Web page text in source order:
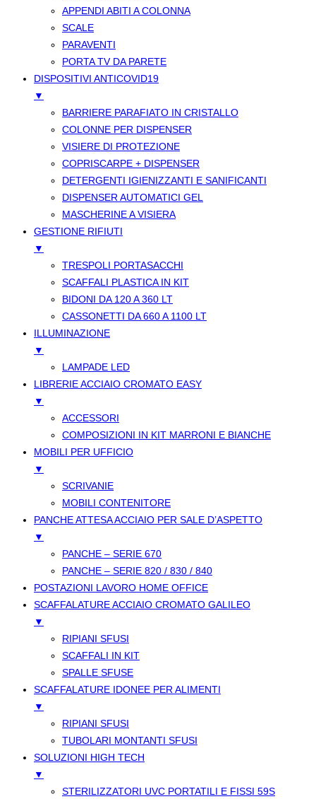
APPENDI ABITI A COLONNA
SCALE
PARAVENTI
PORTA TV DA PARETE
DISPOSITIVI ANTICOVID19
▼
BARRIERE PARAFIATO IN CRISTALLO
COLONNE PER DISPENSER
VISIERE DI PROTEZIONE
COPRISCARPE + DISPENSER
DETERGENTI IGIENIZZANTI E SANIFICANTI
DISPENSER AUTOMATICI GEL
MASCHERINE A VISIERA
GESTIONE RIFIUTI
▼
TRESPOLI PORTASACCHI
SCAFFALI PLASTICA IN KIT
BIDONI DA 120 A 360 LT
CASSONETTI DA 660 A 1100 LT
ILLUMINAZIONE
▼
LAMPADE LED
LIBRERIE ACCIAIO CROMATO EASY
▼
ACCESSORI
COMPOSIZIONI IN KIT MARRONI E BIANCHE
MOBILI PER UFFICIO
▼
SCRIVANIE
MOBILI CONTENITORE
PANCHE ATTESA ACCIAIO PER SALE D’ASPETTO
▼
PANCHE – SERIE 670
PANCHE – SERIE 820 / 830 / 840
POSTAZIONI LAVORO HOME OFFICE
SCAFFALATURE ACCIAIO CROMATO GALILEO
▼
RIPIANI SFUSI
SCAFFALI IN KIT
SPALLE SFUSE
SCAFFALATURE IDONEE PER ALIMENTI
▼
RIPIANI SFUSI
TUBOLARI MONTANTI SFUSI
SOLUZIONI HIGH TECH
▼
STERILIZZATORI UVC PORTATILI E FISSI 59S